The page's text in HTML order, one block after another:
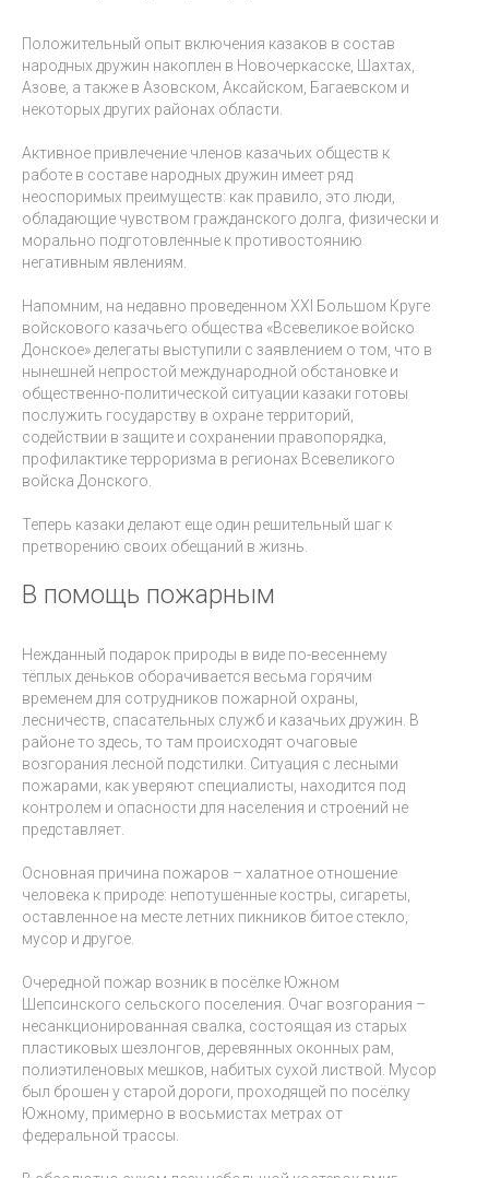
Положительный опыт включения казаков в состав
народных дружин накоплен в Новочеркасске, Шахтах,
Азове, а также в Азовском, Аксайском, Багаевском и
некоторых других районах области.
Активное привлечение членов казачьих обществ к
работе в составе народных дружин имеет ряд
неоспоримых преимуществ: как правило, это люди,
обладающие чувством гражданского долга, физически и
морально подготовленные к противостоянию
негативным явлениям.
Напомним, на недавно проведенном XXI Большом Круге
войскового казачьего общества «Всевеликое войско
Донское» делегаты выступили с заявлением о том, что в
нынешней непростой международной обстановке и
общественно-политической ситуации казаки готовы
послужить государству в охране территорий,
содействии в защите и сохранении правопорядка,
профилактике терроризма в регионах Всевеликого
войска Донского.
Теперь казаки делают еще один решительный шаг к
претворению своих обещаний в жизнь.
В помощь пожарным
Нежданный подарок природы в виде по-весеннему
тёплых деньков оборачивается весьма горячим
временем для сотрудников пожарной охраны,
лесничеств, спасательных служб и казачьих дружин. В
районе то здесь, то там происходят очаговые
возгорания лесной подстилки. Ситуация с лесными
пожарами, как уверяют специалисты, находится под
контролем и опасности для населения и строений не
представляет.
Основная причина пожаров – халатное отношение
человека к природе: непотушенные костры, сигареты,
оставленное на месте летних пикников битое стекло,
мусор и другое.
Очередной пожар возник в посёлке Южном
Шепсинского сельского поселения. Очаг возгорания –
несанкционированная свалка, состоящая из старых
пластиковых шезлонгов, деревянных оконных рам,
полиэтиленовых мешков, набитых сухой листвой. Мусор
был брошен у старой дороги, проходящей по посёлку
Южному, примерно в восьмистах метрах от
федеральной трассы.